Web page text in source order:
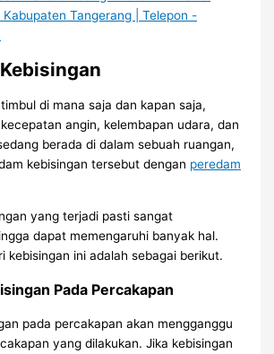
di mana saja dan kapan saja,
angin, kelembapan udara, dan
berada di dalam sebuah ruangan,
kebisingan tersebut dengan peredam
yang terjadi pasti sangat
dapat memengaruhi banyak hal.
kebisingan ini adalah sebagai berikut.
Pada Percakapan
pada percakapan akan mengganggu
yang dilakukan. Jika kebisingan